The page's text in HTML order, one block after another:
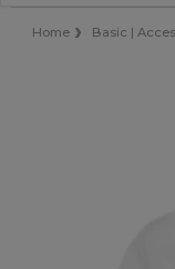
Home Basic |